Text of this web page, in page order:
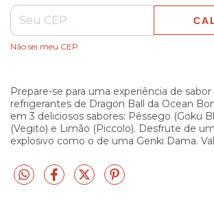
Não sei meu CEP
Prepare-se para uma experiência de
refrigerantes de Dragon Ball da Ocean
em 3 deliciosos sabores: Pêssego (Goku
(Vegito) e Limão (Piccolo). Desfrute de
explosivo como o de uma Genki Dama.